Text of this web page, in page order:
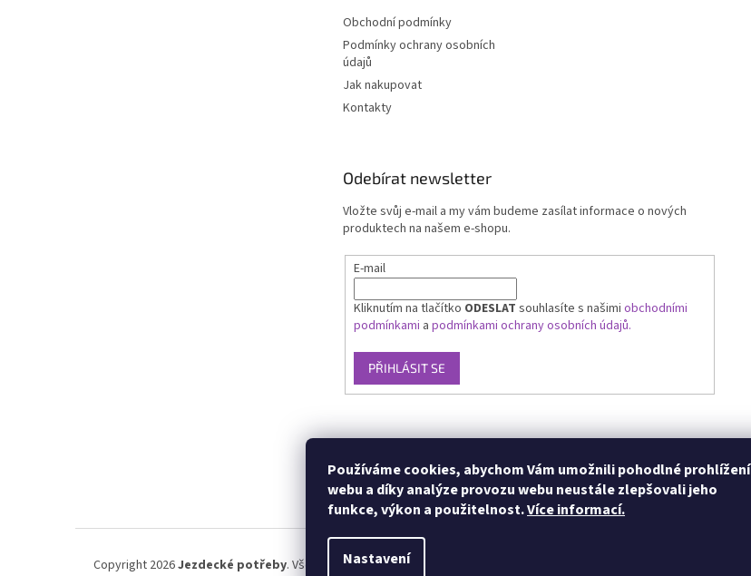
Používáme cookies, abychom Vám umožnili pohodlné prohlížení
webu a díky analýze provozu webu neustále zlepšovali jeho
funkce, výkon a použitelnost.Více informací.
Nastavení
Obchodní podmínky
Podmínky ochrany osobních
údajů
Jak nakupovat
Kontakty
Odebírat newsletter
Vložte svůj e-mail a my vám budeme zasílat informace o nových
produktech na našem e-shopu.
E-mail
Kliknutím na tlačítko ODESLAT souhlasíte s našimi obchodními
podmínkami a podmínkami ochrany osobních údajů.
PŘIHLÁSIT SE
Copyright 2026Jezdecké potřeby. Všechna práva vyhrazena.